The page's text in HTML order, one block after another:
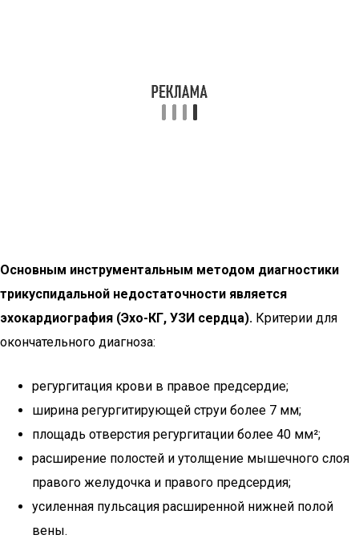
Основным инструментальным методом диагностики
трикуспидальной недостаточности является
эхокардиография (Эхо-КГ, УЗИ сердца). Критерии для
окончательного диагноза:
регургитация крови в правое предсердие;
ширина регургитирующей струи более 7 мм;
площадь отверстия регургитации более 40 мм²;
расширение полостей и утолщение мышечного слоя
правого желудочка и правого предсердия;
усиленная пульсация расширенной нижней полой
вены.